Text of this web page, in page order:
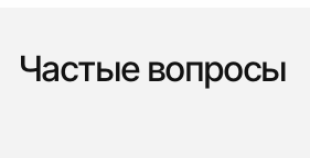
Частые вопросы